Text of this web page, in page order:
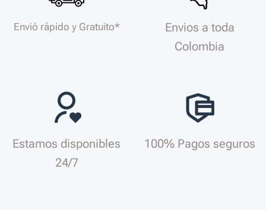
Envió rápido y Gratuito*
Envios a toda
Colombia
Estamos disponibles
24/7
100% Pagos seguros